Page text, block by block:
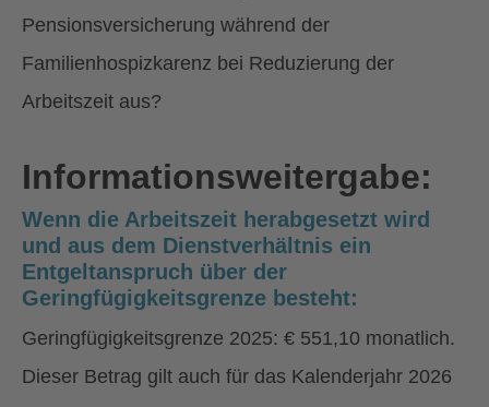
Pensionsversicherung während der
Familienhospizkarenz bei Reduzierung der
Arbeitszeit aus?
Informationsweitergabe:
Wenn die Arbeitszeit herabgesetzt wird
und aus dem Dienstverhältnis ein
Entgeltanspruch über der
Geringfügigkeitsgrenze besteht:
Geringfügigkeitsgrenze 2025: € 551,10 monatlich.
Dieser Betrag gilt auch für das Kalenderjahr 2026